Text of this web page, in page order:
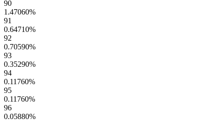
90
1.47060%
91
0.64710%
92
0.70590%
93
0.35290%
94
0.11760%
95
0.11760%
96
0.05880%